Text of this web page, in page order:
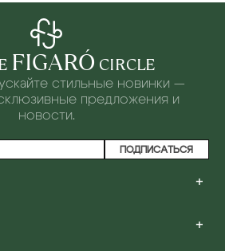
+
+
FIGARÓ CIRCLE
стильные новинки —
предложения и
новости.
ПОДПИСАТЬСЯ